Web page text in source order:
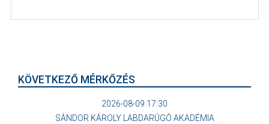
KÖVETKEZŐ MÉRKŐZÉS
2026-08-09 17:30
SÁNDOR KÁROLY LABDARÚGÓ AKADÉMIA